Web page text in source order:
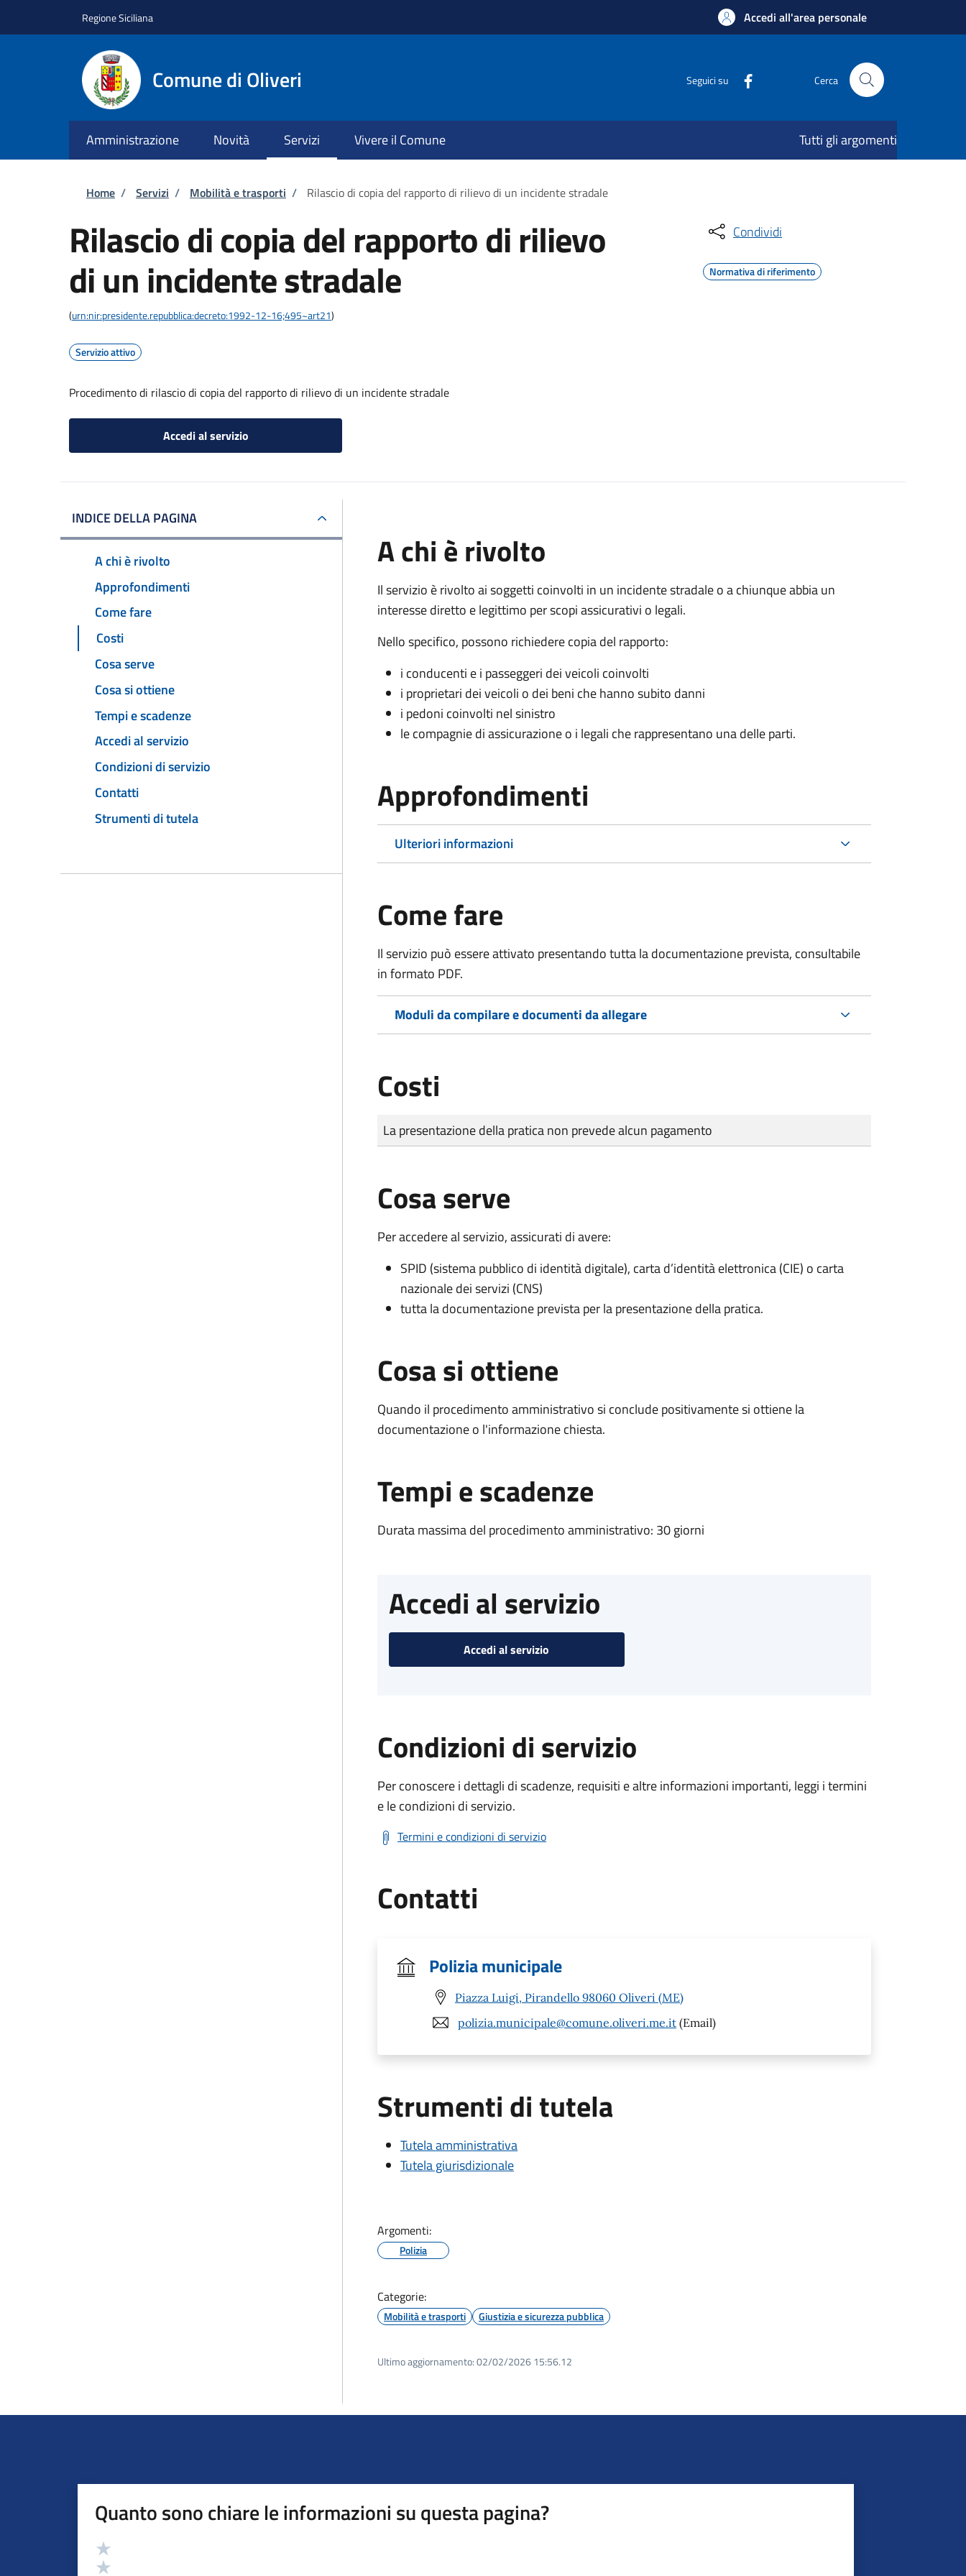
Regione Siciliana Accedi all'area personale
Comune di Oliveri Seguici su Cerca
Amministrazione Novità Servizi Vivere il Comune Tutti gli argomenti
Briciole di pane
Home / Servizi / Mobilità e trasporti / Rilascio di copia del rapporto di rilievo di un incidente stradale
Rilascio di copia del rapporto di rilievo
di un incidente stradale
(urn:nir:presidente.repubblica:decreto:1992-12-16;495~art21)
Servizio attivo
Procedimento di rilascio di copia del rapporto di rilievo di un incidente stradale
Accedi al servizio
Condividi
Normativa di riferimento
INDICE DELLA PAGINA
A chi è rivolto
Approfondimenti
Come fare
Costi
Cosa serve
Cosa si ottiene
Tempi e scadenze
Accedi al servizio
Condizioni di servizio
Contatti
Strumenti di tutela
A chi è rivolto
Il servizio è rivolto ai soggetti coinvolti in un incidente stradale o a chiunque abbia un
interesse diretto e legittimo per scopi assicurativi o legali.
Nello specifico, possono richiedere copia del rapporto:
i conducenti e i passeggeri dei veicoli coinvolti
i proprietari dei veicoli o dei beni che hanno subito danni
i pedoni coinvolti nel sinistro
le compagnie di assicurazione o i legali che rappresentano una delle parti.
Approfondimenti
Ulteriori informazioni
Come fare
Il servizio può essere attivato presentando tutta la documentazione prevista, consultabile
in formato PDF.
Moduli da compilare e documenti da allegare
Costi
Tipo di pagamento
Importo
La presentazione della pratica non prevede alcun pagamento
Cosa serve
Per accedere al servizio, assicurati di avere:
SPID (sistema pubblico di identità digitale), carta d’identità elettronica (CIE) o carta
nazionale dei servizi (CNS)
tutta la documentazione prevista per la presentazione della pratica.
Cosa si ottiene
Quando il procedimento amministrativo si conclude positivamente si ottiene la
documentazione o l'informazione chiesta.
Tempi e scadenze
Durata massima del procedimento amministrativo: 30 giorni
Accedi al servizio
Accedi al servizio
Condizioni di servizio
Per conoscere i dettagli di scadenze, requisiti e altre informazioni importanti, leggi i termini
e le condizioni di servizio.
Termini e condizioni di servizio
Contatti
Polizia municipale
Piazza Luigi, Pirandello 98060 Oliveri (ME)
polizia.municipale@comune.oliveri.me.it (Email)
Strumenti di tutela
Tutela amministrativa
Tutela giurisdizionale
Argomenti:
Polizia
Categorie:
Mobilità e trasporti Giustizia e sicurezza pubblica
Ultimo aggiornamento:02/02/2026 15:56.12
Quanto sono chiare le informazioni su questa pagina?
Valutazione